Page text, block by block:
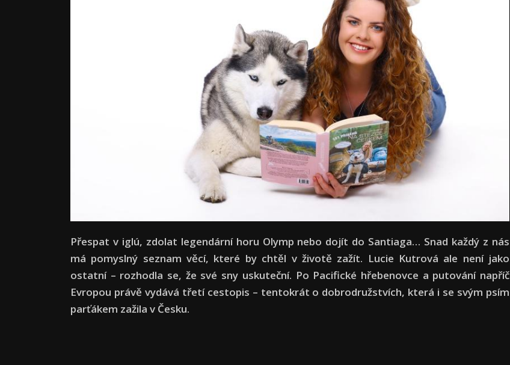
Přespat v iglú, zdolat legendární horu Olymp nebo dojít do Santiaga… Snad každý z nás
má pomyslný seznam věcí, které by chtěl v životě zažít. Lucie Kutrová ale není jako
ostatní – rozhodla se, že své sny uskuteční. Po Pacifické hřebenovce a putování napříč
Evropou právě vydává třetí cestopis – tentokrát o dobrodružstvích, která i se svým psím
parťákem zažila v Česku.